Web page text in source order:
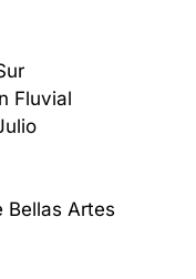
Fluvial
Bellas Artes